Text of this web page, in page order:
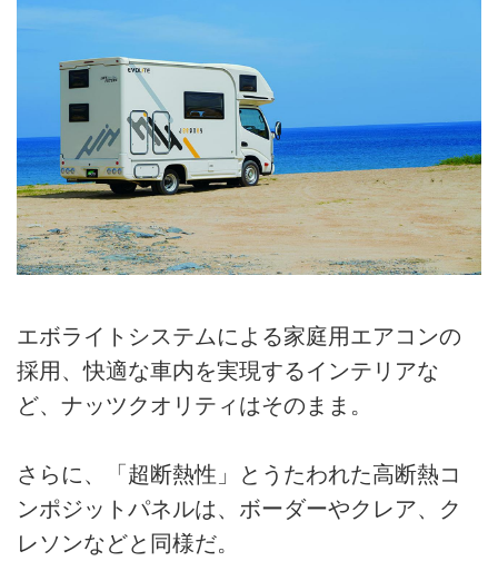
エボライトシステムによる家庭用エアコンの
採用、快適な車内を実現するインテリアな
ど、ナッツクオリティはそのまま。
さらに、「超断熱性」とうたわれた高断熱コ
ンポジットパネルは、ボーダーやクレア、ク
レソンなどと同様だ。